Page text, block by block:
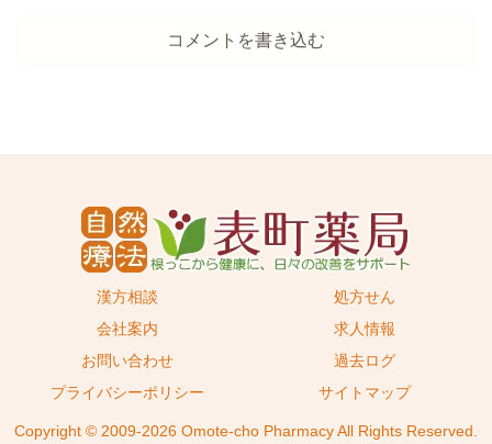
コメントを書き込む
漢方相談
処方せん
会社案内
求人情報
お問い合わせ
過去ログ
プライバシーポリシー
サイトマップ
Copyright © 2009-2026 Omote-cho Pharmacy All Rights Reserved.